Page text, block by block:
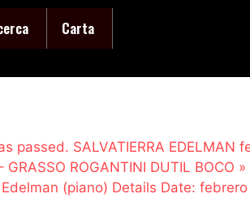
Carta
passed. SALVATIERRA EDELMAN
GRASSO ROGANTINI DUTIL BOCO
(piano) Details Date: